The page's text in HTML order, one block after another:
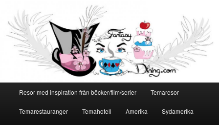
Hoppa
till
Resor med inspiration från böcker/film/serier Temaresor
Temarestauranger Temahotell Amerika Sydamerika